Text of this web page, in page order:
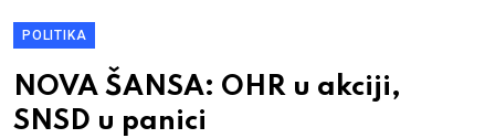
POLITIKA
NOVA ŠANSA: OHR u akciji,
SNSD u panici